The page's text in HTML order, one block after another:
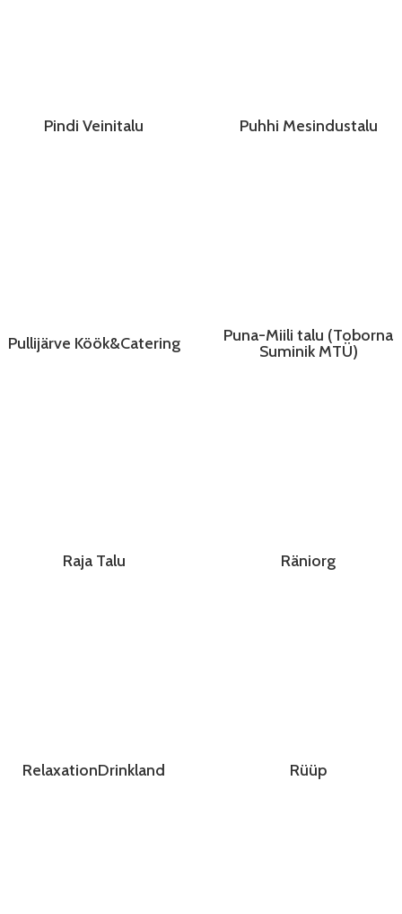
Pindi Veinitalu Puhhi Mesindustalu
Pullijärve Köök&Catering
Puna-Miili talu (Toborna
Suminik MTÜ)
Raja Talu Räniorg
RelaxationDrinkland Rüüp